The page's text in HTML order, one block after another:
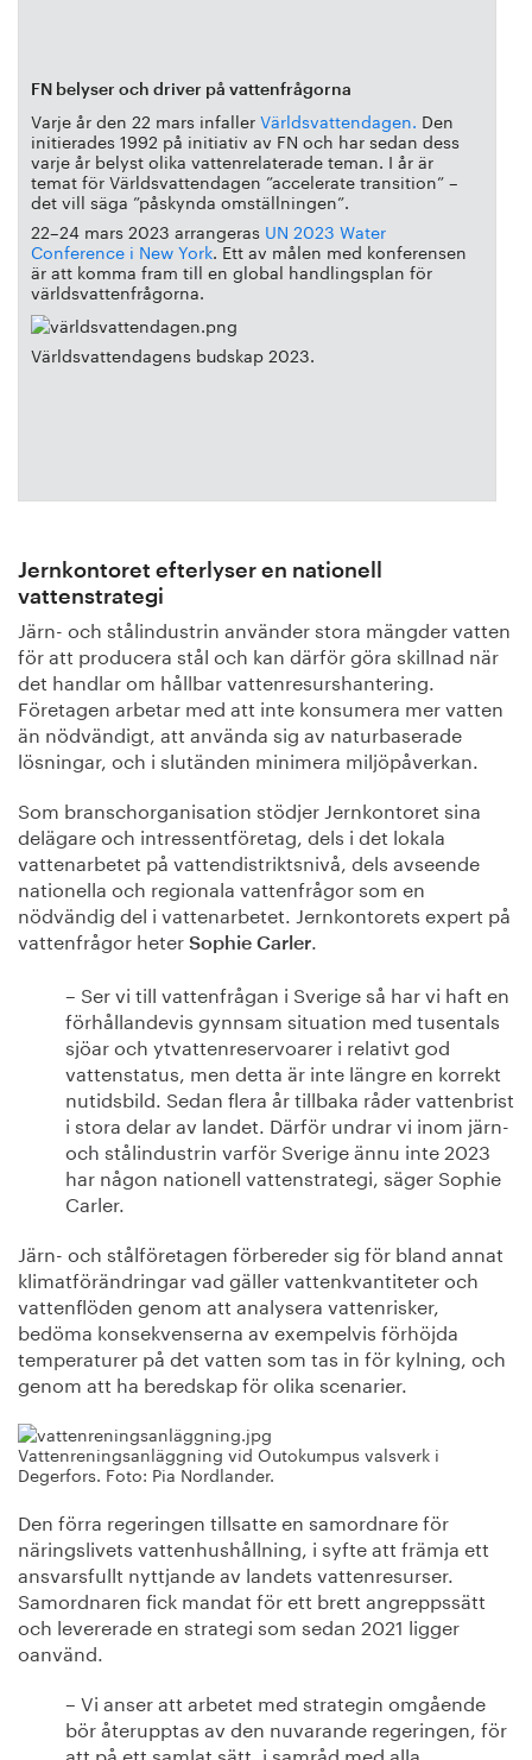
FN belyser och driver på vattenfrågorna
Varje år den 22 mars infallerVärldsvattendagen. Den
initierades 1992 på initiativ av FN och har sedan dess
varje år belyst olika vattenrelaterade teman. I år är
temat för Världsvattendagen ”accelerate transition” –
det vill säga ”påskynda omställningen”.
22–24 mars 2023 arrangeras UN 2023 Water
Conference i New York. Ett av målen med konferensen
är att komma fram till en global handlingsplan för
världsvattenfrågorna.
Världsvattendagens budskap 2023.
Jernkontoret efterlyser en nationell
vattenstrategi
Järn- och stålindustrin använder stora mängder vatten
för att producera stål och kan därför göra skillnad när
det handlar om hållbar vattenresurshantering.
Företagen arbetar med att inte konsumera mer vatten
än nödvändigt, att använda sig av naturbaserade
lösningar, och i slutänden minimera miljöpåverkan.
Som branschorganisation stödjer Jernkontoret sina
delägare och intressentföretag, dels i det lokala
vattenarbetet på vattendistriktsnivå, dels avseende
nationella och regionala vattenfrågor som en
nödvändig del i vattenarbetet. Jernkontorets expert på
vattenfrågor heter Sophie Carler.
– Ser vi till vattenfrågan i Sverige så har vi haft en
förhållandevis gynnsam situation med tusentals
sjöar och ytvattenreservoarer i relativt god
vattenstatus, men detta är inte längre en korrekt
nutidsbild. Sedan flera år tillbaka råder vattenbrist
i stora delar av landet. Därför undrar vi inom järn-
och stålindustrin varför Sverige ännu inte 2023
har någon nationell vattenstrategi, säger Sophie
Carler.
Järn- och stålföretagen förbereder sig för bland annat
klimatförändringar vad gäller vattenkvantiteter och
vattenflöden genom att analysera vattenrisker,
bedöma konsekvenserna av exempelvis förhöjda
temperaturer på det vatten som tas in för kylning, och
genom att ha beredskap för olika scenarier.
Vattenreningsanläggning vid Outokumpus valsverk i
Degerfors. Foto: Pia Nordlander.
Den förra regeringen tillsatte en samordnare för
näringslivets vattenhushållning, i syfte att främja ett
ansvarsfullt nyttjande av landets vattenresurser.
Samordnaren fick mandat för ett brett angreppssätt
och levererade en strategi som sedan 2021 ligger
oanvänd.
– Vi anser att arbetet med strategin omgående
bör återupptas av den nuvarande regeringen, för
att på ett samlat sätt, i samråd med alla